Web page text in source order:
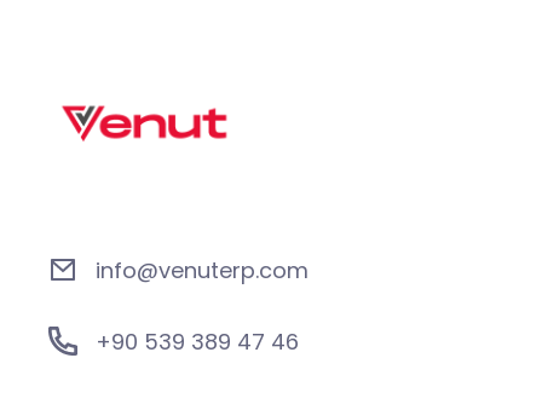
info@venuterp.com
+90 539 389 47 46